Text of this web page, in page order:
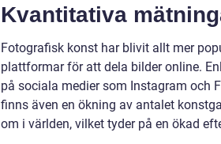
Kvantitativa
Fotografisk konst har blivit allt mer
plattformar för att dela bilder online.
på sociala medier som Instagram och
finns även en ökning av antalet
om i världen, vilket tyder på en ökad